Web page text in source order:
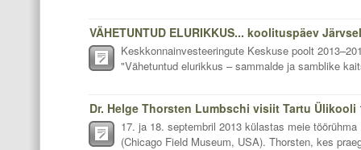
VÄHETUNTUD ELURIKKUS... koolituspäev
Keskkonnainvesteeringute Keskuse poolt
"Vähetuntud elurikkus – sammalde ja samblike
Dr. Helge Thorsten Lumbschi visiit Tartu Ülikooli
17. ja 18. septembril 2013 külastas meie
(Chicago Field Museum, USA). Thorsten, kes